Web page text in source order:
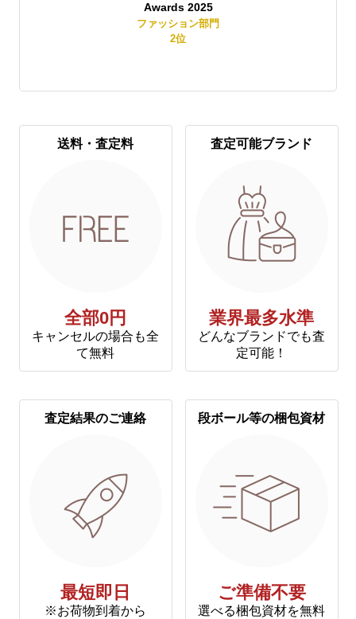
Awards 2025
ファッション部門
2位
送料・査定料
全部0円
キャンセルの場合も全
て無料
査定可能ブランド
業界最多水準
どんなブランドでも査
定可能！
査定結果のご連絡
最短即日
※お荷物到着から
段ボール等の梱包資材
ご準備不要
選べる梱包資材を無料